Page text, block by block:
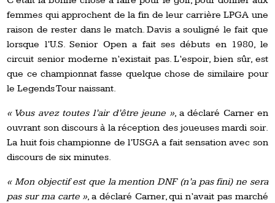
femmes qui approchent de la fin de leur carrière LPGA une
raison de rester dans le match. Davis a souligné le fait que
lorsque l’U.S. Senior Open a fait ses débuts en 1980, le
circuit senior moderne n’existait pas. L’espoir, bien sûr, est
que ce championnat fasse quelque chose de similaire pour
le Legends Tour naissant.
« Vous avez toutes l’air d’être jeune », a déclaré Carner en
ouvrant son discours à la réception des joueuses mardi soir.
La huit fois championne de l’USGA a fait sensation avec son
discours de six minutes.
« Mon objectif est que la mention DNF (n’a pas fini) ne sera
pas sur ma carte », a déclaré Carner, qui n’avait pas marché